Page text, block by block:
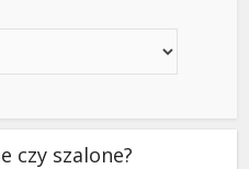
czy szalone?